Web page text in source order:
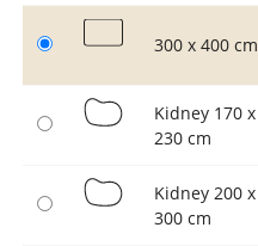
300 x 400 cm
Kidney 170 x
230 cm
Kidney 200 x
300 cm